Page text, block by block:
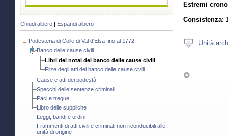
Chiudi albero Espandi albero
Podesteria di Colle di Val d'Elsa fino al 1772
Banco delle cause civili
Libri dei notai del banco delle cause civili
Filze degli atti del banco delle cause civili
Cause e atti dei podestà
Specchi delle sentenze criminali
Paci e tregue
Libro delle suppliche
Leggi, bandi e ordini
Frammenti di atti civili e criminali non riconducibili alle
unità di origine
Estremi
Consistenza:
Unità